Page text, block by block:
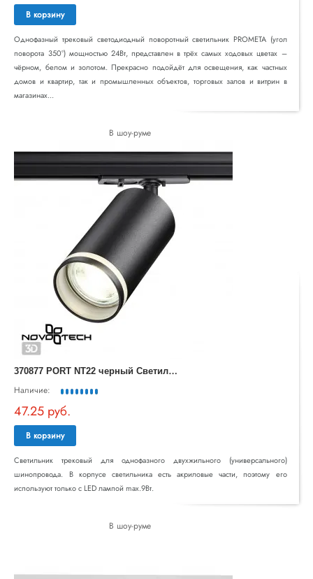
В корзину
Однофазный трековый светодиодный поворотный светильник PROMETA (угол
поворота 350°) мощностью 24Вт, представлен в трёх самых ходовых цветах –
чёрном, белом и золотом. Прекрасно подойдёт для освещения, как частных
домов и квартир, так и промышленных объектов, торговых залов и витрин в
магазинах...
В шоу-руме
3
70877 PORT NT22 черный Светильник трековый однофазный двухжильный IP20 GU10 9W 220V ULAR
Наличие:
47.25 руб.
В корзину
Светильник трековый для однофазного двухжильного (универсального)
шинопровода. В корпусе светильника есть акриловые части, поэтому его
используют только с LED лампой max.9Вт.
В шоу-руме